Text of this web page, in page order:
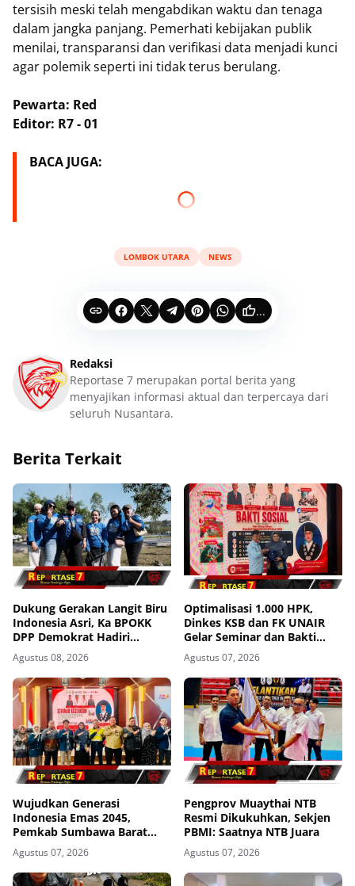
tersisih meski telah mengabdikan waktu dan tenaga
dalam jangka panjang. Pemerhati kebijakan publik
menilai, transparansi dan verifikasi data menjadi kunci
agar polemik seperti ini tidak terus berulang.
Pewarta: Red
Editor: R7 - 01
BACA JUGA:
LOMBOK UTARA NEWS
...
Redaksi
Reportase 7 merupakan portal berita yang
menyajikan informasi aktual dan terpercaya dari
seluruh Nusantara.
Berita Terkait
Dukung Gerakan Langit Biru
Indonesia Asri, Ka BPOKK
DPP Demokrat Hadiri
Kegiatan di Loteng
Agustus 08, 2026
Optimalisasi 1.000 HPK,
Dinkes KSB dan FK UNAIR
Gelar Seminar dan Bakti
Sosial
Agustus 07, 2026
Wujudkan Generasi
Indonesia Emas 2045,
Pemkab Sumbawa Barat
Perkuat Komitmen Lewat
Seminar Kesehatan 1.000
HPK
Agustus 07, 2026
Pengprov Muaythai NTB
Resmi Dikukuhkan, Sekjen
PBMI: Saatnya NTB Juara
Agustus 07, 2026